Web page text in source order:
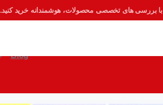
با بررسی های تخصصی محصولات، هوشمندانه خرید کنید.
Blog